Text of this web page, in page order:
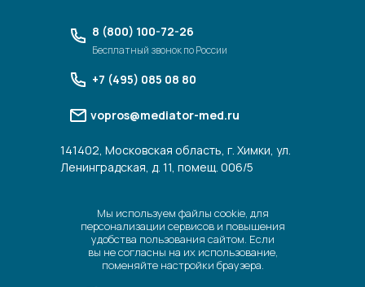
Мы используем файлы cookie, для
персонализации сервисов и повышения
удобства пользования сайтом. Если
вы не согласны на их использование,
поменяйте настройки браузера.
8 (800) 100-72-26
Бесплатный звонок по России
vopros@mediator-med.ru
141402, Московская область, г. Химки, ул.
Ленинградская, д. 11, помещ. 006/5
+7 (495) 085 08 80